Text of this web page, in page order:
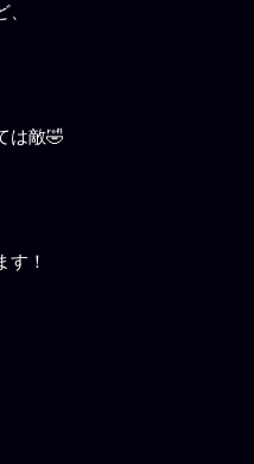
は敵🤣
す！